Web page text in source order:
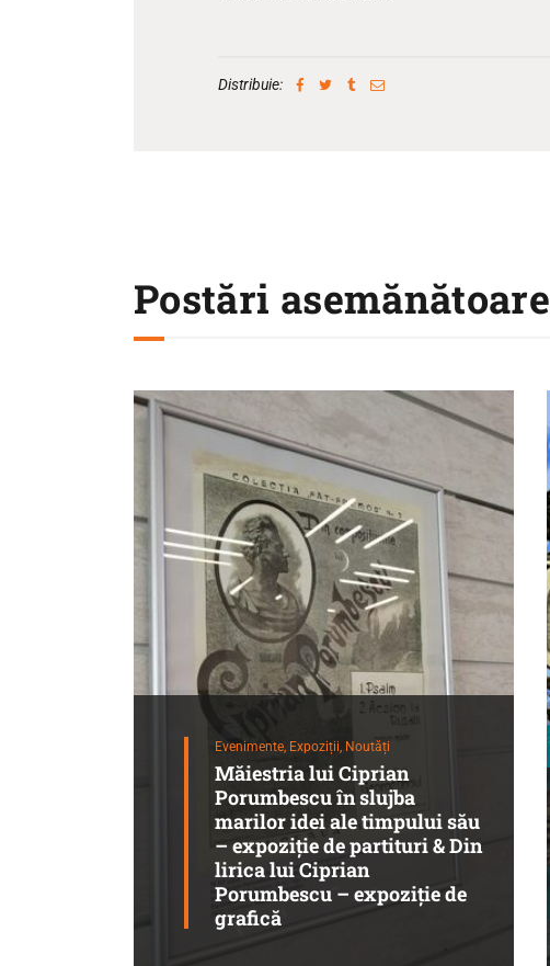
Distribuie:
Postări asemănătoare
Evenimente, Expoziții, Noutăți
Măiestria lui Ciprian
Porumbescu în slujba
marilor idei ale timpului său
– expoziție de partituri & Din
lirica lui Ciprian
Porumbescu – expoziție de
grafică